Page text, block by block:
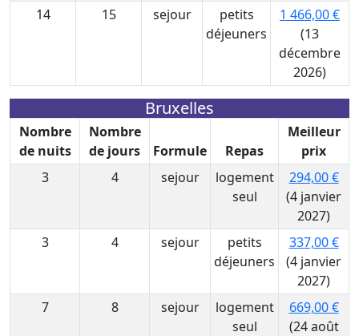
14
15 sejour
petits
déjeuners
1 466,00 €
(13
décembre
2026)
Bruxelles
Nombre
de nuits
Nombre
de jours
Formule Repas
Meilleur
prix
3
4 sejour
logement
seul
294,00 €
(4 janvier
2027)
3
4 sejour
petits
déjeuners
337,00 €
(4 janvier
2027)
7
8 sejour
logement
seul
669,00 €
(24 août